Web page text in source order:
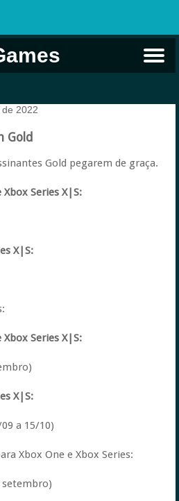
2022
Gold
Gold pegarem de graça.
Xbox Series X|S:
X|S:
Xbox Series X|S:
X|S:
a 15/10)
Xbox One e Xbox Series:
setembro)